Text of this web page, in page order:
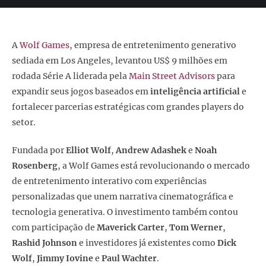
AWolf Games, empresa de entretenimento generativo
sediada em Los Angeles, levantou US$ 9 milhões em
rodada Série A liderada pelaMain Street Advisorspara
expandir seus jogos baseados eminteligência artificiale
fortalecer parcerias estratégicas com grandes players do
setor.
Fundada porElliot Wolf,Andrew Adasheke Noah
Rosenberg, a Wolf Games está revolucionando o mercado
de entretenimento interativo com experiências
personalizadas que unem narrativa cinematográfica e
tecnologia generativa. O investimento também contou
com participação de Maverick Carter, Tom Werner,
Rashid Johnsone investidores já existentes como Dick
Wolf, Jimmy Iovinee Paul Wachter.